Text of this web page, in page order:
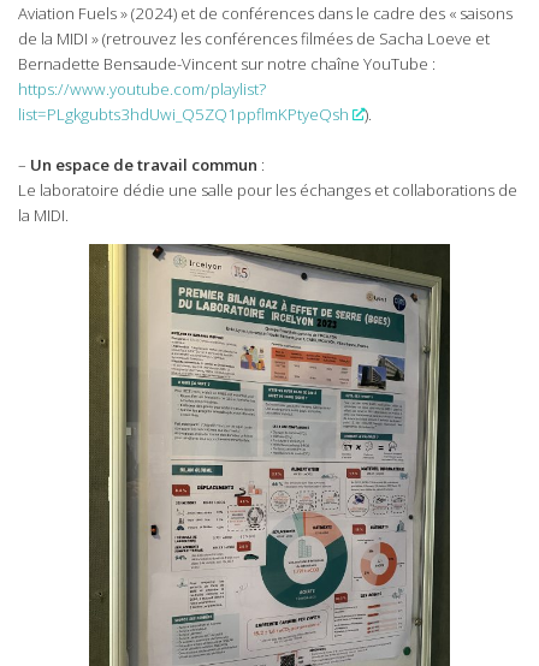
Aviation Fuels » (2024) et de conférences dans le cadre des « saisons
de la MIDI » (retrouvez les conférences filmées de Sacha Loeve et
Bernadette Bensaude-Vincent sur notre chaîne YouTube :
https://www.youtube.com/playlist?
list=PLgkgubts3hdUwi_Q5ZQ1ppflmKPtyeQsh
).
– Un espace de travail commun :
Le laboratoire dédie une salle pour les échanges et collaborations de
la MIDI.